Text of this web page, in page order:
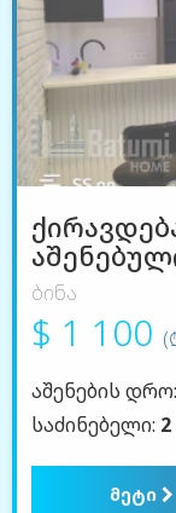
ბინა
$ 1 100
აშენების დრო:
საძინებელი: 2
მეტი